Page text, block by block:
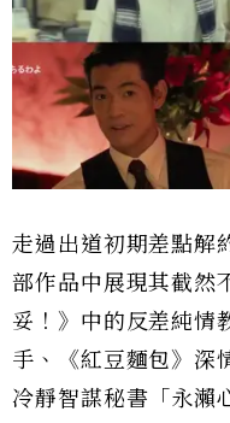
走過出道初期差點解
部作品中展現其截然
妥！》中的反差純情
手、《紅豆麵包》深
冷靜智謀秘書「永瀨